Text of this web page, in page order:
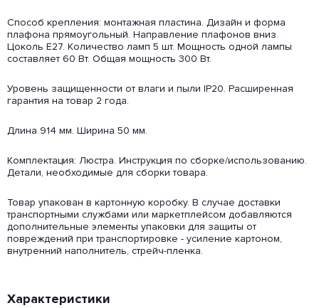
Способ крепления: монтажная пластина. Дизайн и форма
плафона прямоугольный. Направление плафонов вниз.
Цоколь E27. Количество ламп 5 шт. Мощность одной лампы
составляет 60 Вт. Общая мощность 300 Вт.
Уровень защищенности от влаги и пыли IP20. Расширенная
гарантия на товар 2 года.
Длина 914 мм. Ширина 50 мм.
Комплектация: Люстра. Инструкция по сборке/использованию.
Детали, необходимые для сборки товара.
Товар упакован в картонную коробку. В случае доставки
транспортными службами или маркетплейсом добавляются
дополнительные элементы упаковки для защиты от
повреждений при транспортировке - усиление картоном,
внутренний наполнитель, стрейч-пленка.
Характеристики